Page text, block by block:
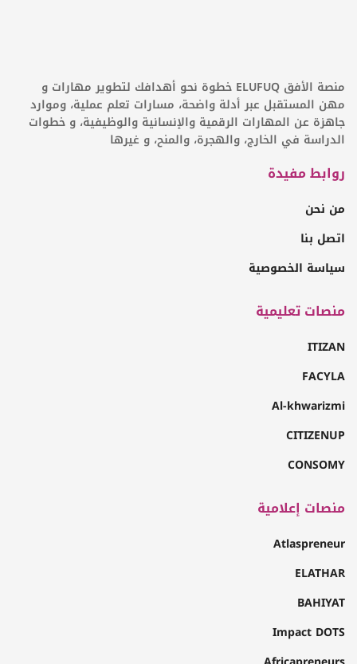
منصة الأفق ELUFUQ خطوة نحو أهدافك لتطوير مهارات و
مهن المستقبل عبر أدلة واضحة، مسارات تعلم عملية، وموارد
جاهزة عن المهارات الرقمية والإنسانية والوظيفية، و خطوات
الدراسة في الخارج، والهجرة، والمنح، و غيرها
روابط مفيدة
من نحن
اتصل بنا
سياسة الخصوصية
منصات تعليمية
ITIZAN
FACYLA
Al-khwarizmi
CITIZENUP
CONSOMY
منصات إعلامية
Atlaspreneur
ELATHAR
BAHIYAT
Impact DOTS